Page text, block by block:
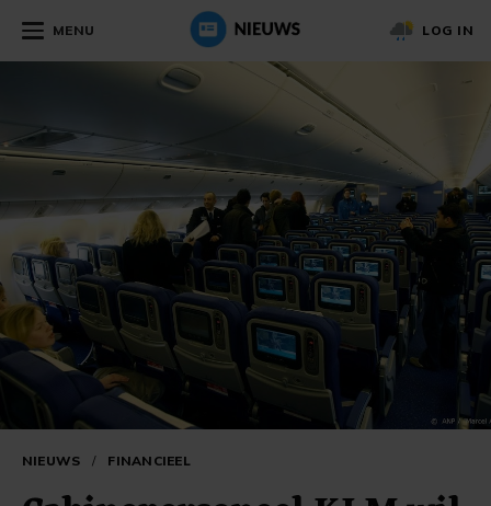
MENU LOG IN
NIEUWS / FINANCIEEL